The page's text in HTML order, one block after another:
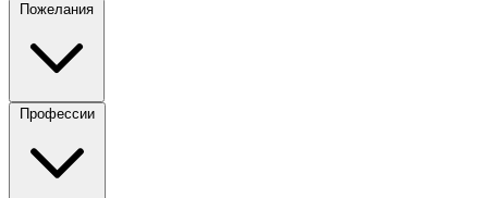
Пожелания
Профессии